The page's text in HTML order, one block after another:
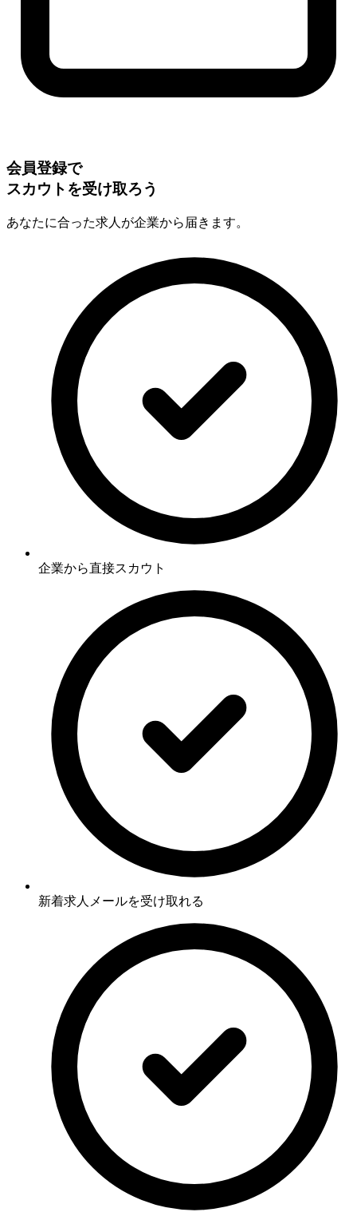
会員登録で
スカウトを受け取ろう
あなたに合った求人が企業から届きます。
企業から直接スカウト
新着求人メールを受け取れる